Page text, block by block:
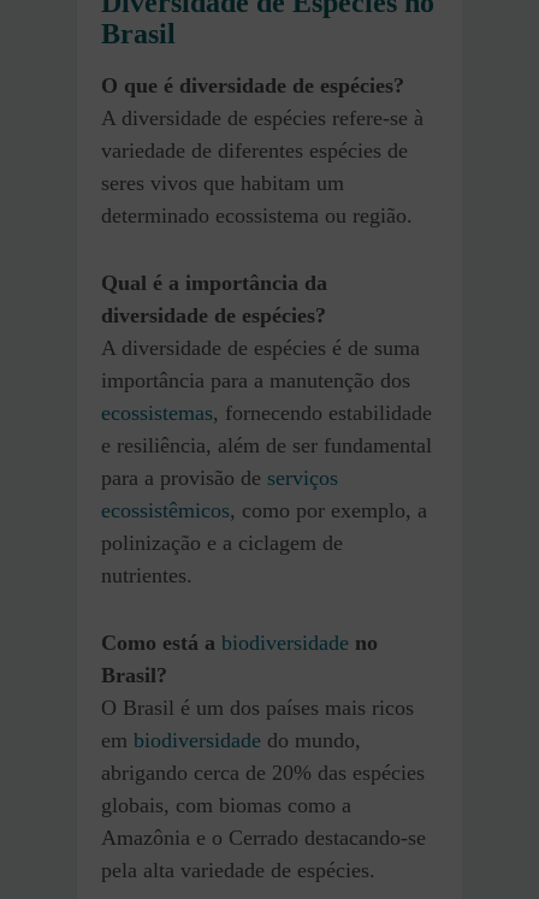
Brasil
O que é diversidade de espécies?
A diversidade de espécies refere-se à
variedade de diferentes espécies de
seres vivos que habitam um
determinado ecossistema ou região.
Qual é a importância da
diversidade de espécies?
A diversidade de espécies é de suma
importância para a manutenção dos
ecossistemas, fornecendo estabilidade
e resiliência, além de ser fundamental
para a provisão de serviços
ecossistêmicos, como por exemplo, a
polinização e a ciclagem de
nutrientes.
Como está a biodiversidade no
Brasil?
O Brasil é um dos países mais ricos
em biodiversidade do mundo,
abrigando cerca de 20% das espécies
globais, com biomas como a
Amazônia e o Cerrado destacando-se
pela alta variedade de espécies.